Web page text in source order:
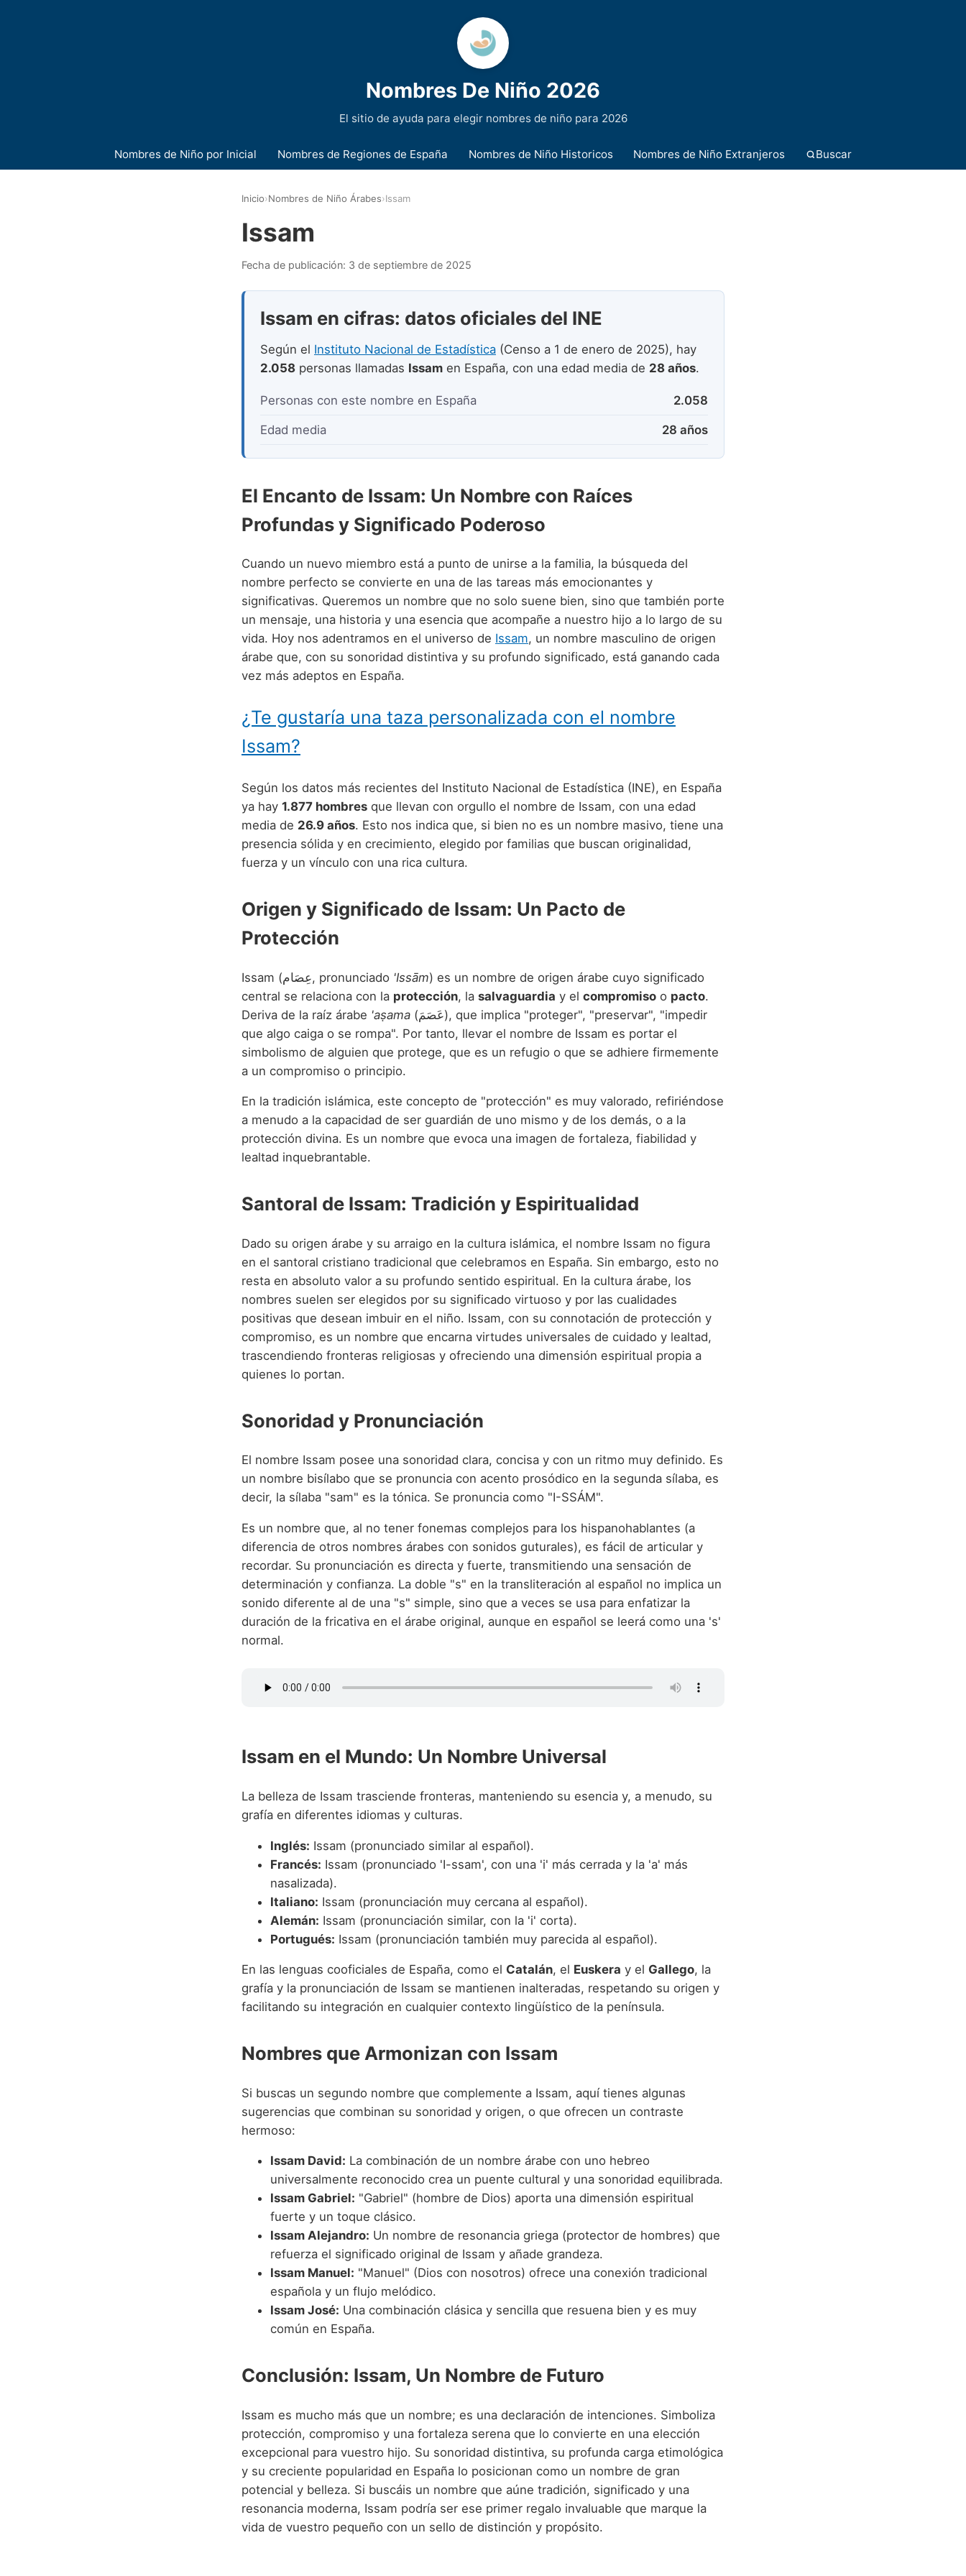
Nombres De Niño 2026
El sitio de ayuda para elegir nombres de niño para 2026
Nombres de Niño por Inicial Nombres de Regiones de España Nombres de Niño Historicos Nombres de Niño Extranjeros Buscar
Inicio›Nombres de Niño Árabes›Issam
Issam
Fecha de publicación: 3 de septiembre de 2025
Issam en cifras: datos oficiales del INE
Según el Instituto Nacional de Estadística (Censo a 1 de enero de 2025), hay
2.058 personas llamadas Issam en España, con una edad media de 28 años.
Personas con este nombre en España 2.058
Edad media 28 años
El Encanto de Issam: Un Nombre con Raíces
Profundas y Significado Poderoso
Cuando un nuevo miembro está a punto de unirse a la familia, la búsqueda del
nombre perfecto se convierte en una de las tareas más emocionantes y
significativas. Queremos un nombre que no solo suene bien, sino que también porte
un mensaje, una historia y una esencia que acompañe a nuestro hijo a lo largo de su
vida. Hoy nos adentramos en el universo de Issam, un nombre masculino de origen
árabe que, con su sonoridad distintiva y su profundo significado, está ganando cada
vez más adeptos en España.
¿Te gustaría una taza personalizada con el nombre
Issam?
Según los datos más recientes del Instituto Nacional de Estadística (INE), en España
ya hay 1.877 hombres que llevan con orgullo el nombre de Issam, con una edad
media de 26.9 años. Esto nos indica que, si bien no es un nombre masivo, tiene una
presencia sólida y en crecimiento, elegido por familias que buscan originalidad,
fuerza y un vínculo con una rica cultura.
Origen y Significado de Issam: Un Pacto de
Protección
Issam (عِصَام, pronunciado 'Issām) es un nombre de origen árabe cuyo significado
central se relaciona con la protección, la salvaguardia y el compromiso o pacto.
Deriva de la raíz árabe 'aṣama (عَصَمَ), que implica "proteger", "preservar", "impedir
que algo caiga o se rompa". Por tanto, llevar el nombre de Issam es portar el
simbolismo de alguien que protege, que es un refugio o que se adhiere firmemente
a un compromiso o principio.
En la tradición islámica, este concepto de "protección" es muy valorado, refiriéndose
a menudo a la capacidad de ser guardián de uno mismo y de los demás, o a la
protección divina. Es un nombre que evoca una imagen de fortaleza, fiabilidad y
lealtad inquebrantable.
Santoral de Issam: Tradición y Espiritualidad
Dado su origen árabe y su arraigo en la cultura islámica, el nombre Issam no figura
en el santoral cristiano tradicional que celebramos en España. Sin embargo, esto no
resta en absoluto valor a su profundo sentido espiritual. En la cultura árabe, los
nombres suelen ser elegidos por su significado virtuoso y por las cualidades
positivas que desean imbuir en el niño. Issam, con su connotación de protección y
compromiso, es un nombre que encarna virtudes universales de cuidado y lealtad,
trascendiendo fronteras religiosas y ofreciendo una dimensión espiritual propia a
quienes lo portan.
Sonoridad y Pronunciación
El nombre Issam posee una sonoridad clara, concisa y con un ritmo muy definido. Es
un nombre bisílabo que se pronuncia con acento prosódico en la segunda sílaba, es
decir, la sílaba "sam" es la tónica. Se pronuncia como "I-SSÁM".
Es un nombre que, al no tener fonemas complejos para los hispanohablantes (a
diferencia de otros nombres árabes con sonidos guturales), es fácil de articular y
recordar. Su pronunciación es directa y fuerte, transmitiendo una sensación de
determinación y confianza. La doble "s" en la transliteración al español no implica un
sonido diferente al de una "s" simple, sino que a veces se usa para enfatizar la
duración de la fricativa en el árabe original, aunque en español se leerá como una 's'
normal.
Issam en el Mundo: Un Nombre Universal
La belleza de Issam trasciende fronteras, manteniendo su esencia y, a menudo, su
grafía en diferentes idiomas y culturas.
Inglés: Issam (pronunciado similar al español).
Francés: Issam (pronunciado 'I-ssam', con una 'i' más cerrada y la 'a' más
nasalizada).
Italiano: Issam (pronunciación muy cercana al español).
Alemán: Issam (pronunciación similar, con la 'i' corta).
Portugués: Issam (pronunciación también muy parecida al español).
En las lenguas cooficiales de España, como el Catalán, el Euskera y el Gallego, la
grafía y la pronunciación de Issam se mantienen inalteradas, respetando su origen y
facilitando su integración en cualquier contexto lingüístico de la península.
Nombres que Armonizan con Issam
Si buscas un segundo nombre que complemente a Issam, aquí tienes algunas
sugerencias que combinan su sonoridad y origen, o que ofrecen un contraste
hermoso:
Issam David: La combinación de un nombre árabe con uno hebreo
universalmente reconocido crea un puente cultural y una sonoridad equilibrada.
Issam Gabriel: "Gabriel" (hombre de Dios) aporta una dimensión espiritual
fuerte y un toque clásico.
Issam Alejandro: Un nombre de resonancia griega (protector de hombres) que
refuerza el significado original de Issam y añade grandeza.
Issam Manuel: "Manuel" (Dios con nosotros) ofrece una conexión tradicional
española y un flujo melódico.
Issam José: Una combinación clásica y sencilla que resuena bien y es muy
común en España.
Conclusión: Issam, Un Nombre de Futuro
Issam es mucho más que un nombre; es una declaración de intenciones. Simboliza
protección, compromiso y una fortaleza serena que lo convierte en una elección
excepcional para vuestro hijo. Su sonoridad distintiva, su profunda carga etimológica
y su creciente popularidad en España lo posicionan como un nombre de gran
potencial y belleza. Si buscáis un nombre que aúne tradición, significado y una
resonancia moderna, Issam podría ser ese primer regalo invaluable que marque la
vida de vuestro pequeño con un sello de distinción y propósito.